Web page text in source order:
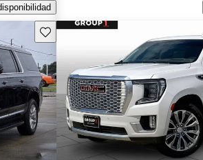
Guarda este Aviso